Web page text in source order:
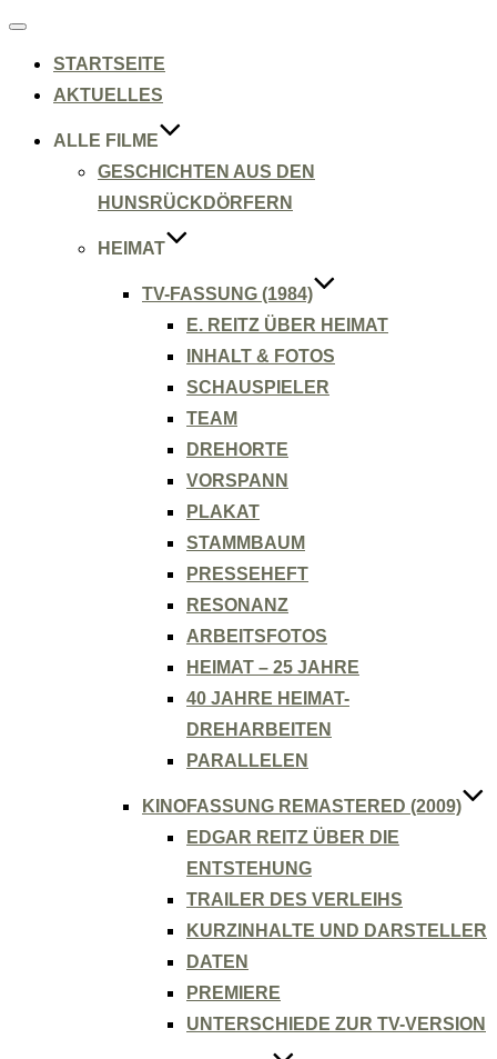
Navigation
STARTSEITE
AKTUELLES
ALLE FILME
GESCHICHTEN AUS DEN
HUNSRÜCKDÖRFERN
HEIMAT
TV-FASSUNG (1984)
E. REITZ ÜBER HEIMAT
INHALT & FOTOS
SCHAUSPIELER
TEAM
DREHORTE
VORSPANN
PLAKAT
STAMMBAUM
PRESSEHEFT
RESONANZ
ARBEITSFOTOS
HEIMAT – 25 JAHRE
40 JAHRE HEIMAT-
DREHARBEITEN
PARALLELEN
KINOFASSUNG REMASTERED (2009)
EDGAR REITZ ÜBER DIE
ENTSTEHUNG
TRAILER DES VERLEIHS
KURZINHALTE UND DARSTELLER
DATEN
PREMIERE
UNTERSCHIEDE ZUR TV-VERSION